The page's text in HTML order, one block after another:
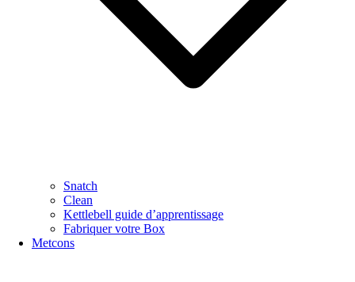
Snatch
Clean
Kettlebell guide d’apprentissage
Fabriquer votre Box
Metcons